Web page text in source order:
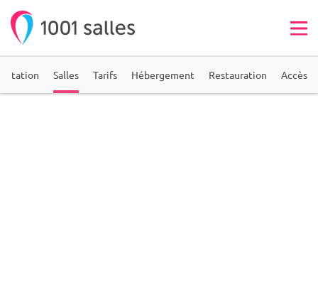
Salles Tarifs Hébergement Restauration Accès